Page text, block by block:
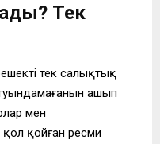
Тек
тек салықтық
ашып
мен
қойған ресми